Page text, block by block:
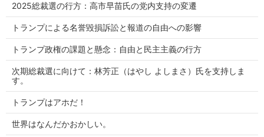
2025総裁選の行方：高市早苗氏の党内支持の変遷
トランプによる名誉毀損訴訟と報道の自由への影響
トランプ政権の課題と懸念：自由と民主主義の行方
次期総裁選に向けて：林芳正（はやし よしまさ）氏を支持しま
す。
トランプはアホだ！
世界はなんだかおかしい。